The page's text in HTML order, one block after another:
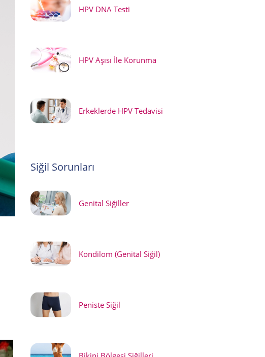
HPV DNA Testi
HPV Aşısı İle Korunma
Erkeklerde HPV Tedavisi
Siğil Sorunları
Genital Siğiller
Kondilom (Genital Siğil)
Peniste Siğil